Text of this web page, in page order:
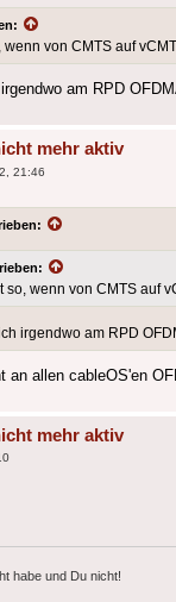
von CMTS auf
am RPD
mehr aktiv
21:46
so, wenn von CMTS auf
irgendwo am RPD
allen cableOS'en
mehr aktiv
habe und Du nicht!